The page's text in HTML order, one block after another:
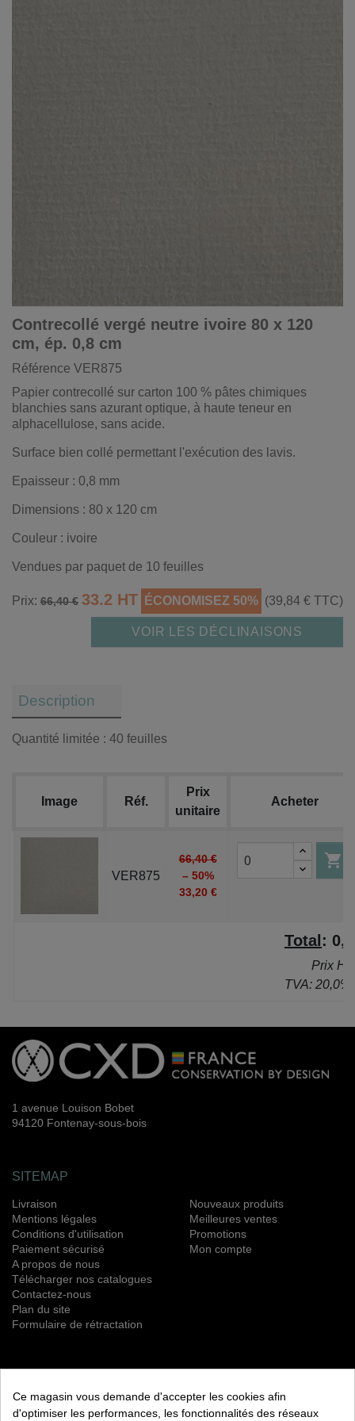
Contrecollé vergé neutre ivoire 80 x 120
cm, ép. 0,8 cm
Référence VER875
Papier contrecollé sur carton 100 % pâtes chimiques
blanchies sans azurant optique, à haute teneur en
alphacellulose, sans acide.
Surface bien collé permettant l'exécution des lavis.
Epaisseur : 0,8 mm
Dimensions : 80 x 120 cm
Couleur : ivoire
Vendues par paquet de 10 feuilles
Prix: 66,40 € 33.2 HT ÉCONOMISEZ 50% (39,84 € TTC)
VOIR LES DÉCLINAISONS
Description
Quantité limitée : 40 feuilles
Image Réf.
Prix
unitaire
Acheter
VER875
66,40 €
– 50%
33,20 €

Total : 0,0
Prix HT
TVA: 20,0%.
1 avenue Louison Bobet
94120 Fontenay-sous-bois
SITEMAP
Livraison
Mentions légales
Conditions d'utilisation
Paiement sécurisé
A propos de nous
Télécharger nos catalogues
Contactez-nous
Plan du site
Formulaire de rétractation
Nouveaux produits
Meilleures ventes
Promotions
Mon compte
S’ABONNER
Ce magasin vous demande d'accepter les cookies afin
d'optimiser les performances, les fonctionnalités des réseaux